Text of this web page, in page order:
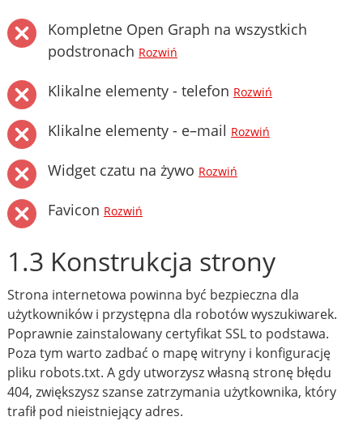
Kompletne Open Graph na wszystkich
podstronach Rozwiń
Klikalne elementy - telefon Rozwiń
Klikalne elementy - e–mail Rozwiń
Widget czatu na żywo Rozwiń
Favicon Rozwiń
1.3 Konstrukcja strony
Strona internetowa powinna być bezpieczna dla
użytkowników i przystępna dla robotów wyszukiwarek.
Poprawnie zainstalowany certyfikat SSL to podstawa.
Poza tym warto zadbać o mapę witryny i konfigurację
pliku robots.txt. A gdy utworzysz własną stronę błędu
404, zwiększysz szanse zatrzymania użytkownika, który
trafił pod nieistniejący adres.